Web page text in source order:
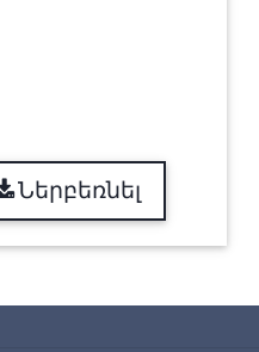
Ներբեռնել